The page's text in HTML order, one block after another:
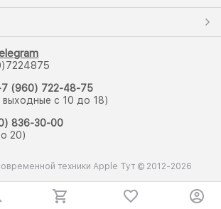
(960) 722-48-75
с 10 до 18)
836-30-00
20)
техники Apple Тут © 2012-2026